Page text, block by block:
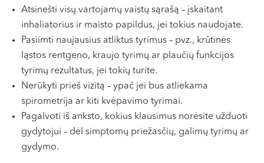
Atsinešti visų vartojamų vaistų sąrašą – įskaitant
inhaliatorius ir maisto papildus, jei tokius naudojate.
Pasiimti naujausius atliktus tyrimus – pvz., krūtinės
ląstos rentgeno, kraujo tyrimų ar plaučių funkcijos
tyrimų rezultatus, jei tokių turite.
Nerūkyti prieš vizitą – ypač jei bus atliekama
spirometrija ar kiti kvėpavimo tyrimai.
Pagalvoti iš anksto, kokius klausimus norėsite užduoti
gydytojui – dėl simptomų priežasčių, galimų tyrimų ar
gydymo.